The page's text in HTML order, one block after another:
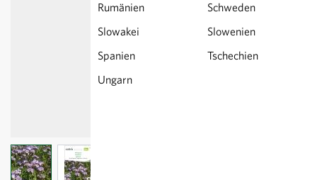
Rumänien
Schweden
Slowakei
Slowenien
Spanien
Tschechien
Ungarn
View larger imageView larger image